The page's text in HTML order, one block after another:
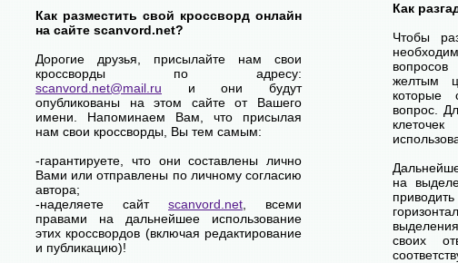
Как разместить свой кроссворд онлайн
на сайте scanvord.net?
Дорогие друзья, присылайте нам свои
кроссворды по адресу:
scanvord.net@mail.ru и они будут
опубликованы на этом сайте от Вашего
имени. Напоминаем Вам, что присылая
нам свои кроссворды, Вы тем самым:
-гарантируете, что они составлены лично
Вами или отправлены по личному согласию
автора;
-наделяете сайт scanvord.net , всеми
правами на дальнейшее использование
этих кроссвордов (включая редактирование
и публикацию)!
Как
Чтобы
желтым
которые
вопрос.
на
своих